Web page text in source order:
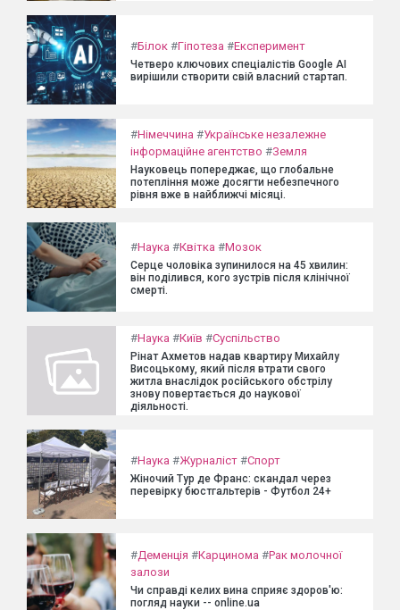
#Білок #Гіпотеза #Експеримент
Четверо ключових спеціалістів Google AI
вирішили створити свій власний стартап.
#Німеччина #Українське незалежне
інформаційне агентство #Земля
Науковець попереджає, що глобальне
потепління може досягти небезпечного
рівня вже в найближчі місяці.
#Наука #Квітка #Мозок
Серце чоловіка зупинилося на 45 хвилин:
він поділився, кого зустрів після клінічної
смерті.
#Наука #Київ #Суспільство
Рінат Ахметов надав квартиру Михайлу
Висоцькому, який після втрати свого
житла внаслідок російського обстрілу
знову повертається до наукової
діяльності.
#Наука #Журналіст #Спорт
Жіночий Тур де Франс: скандал через
перевірку бюстгальтерів - Футбол 24+
#Деменція #Карцинома #Рак молочної
залози
Чи справді келих вина сприяє здоров'ю:
погляд науки -- online.ua